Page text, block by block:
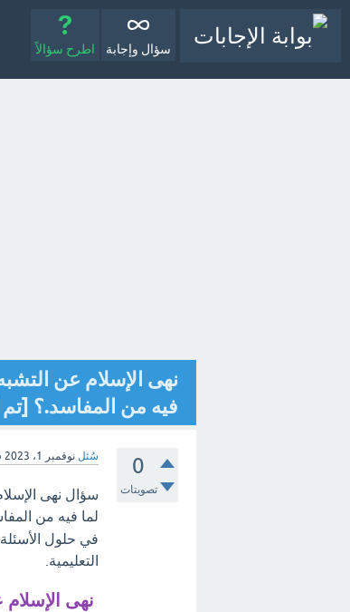
سؤال وإجابة اطرح سؤالاً
نهى الإسلام عن
فيه من المفاسد.؟
0
تصويتات
سُئل نوفمبر 1، 2023
سؤال نهى
لما فيه من
في حلول
التعليمية.
نهى